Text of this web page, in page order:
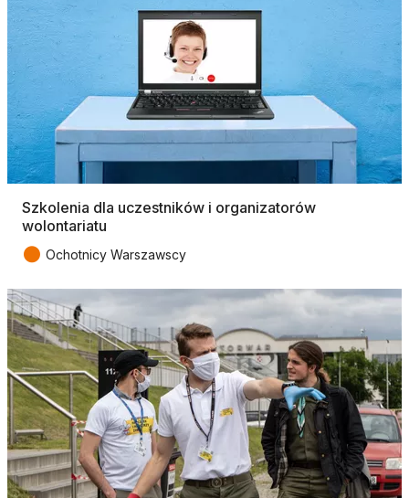
Szkolenia dla uczestników i organizatorów
wolontariatu
● Ochotnicy Warszawscy